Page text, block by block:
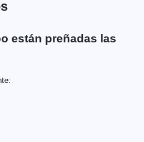
están preñadas las